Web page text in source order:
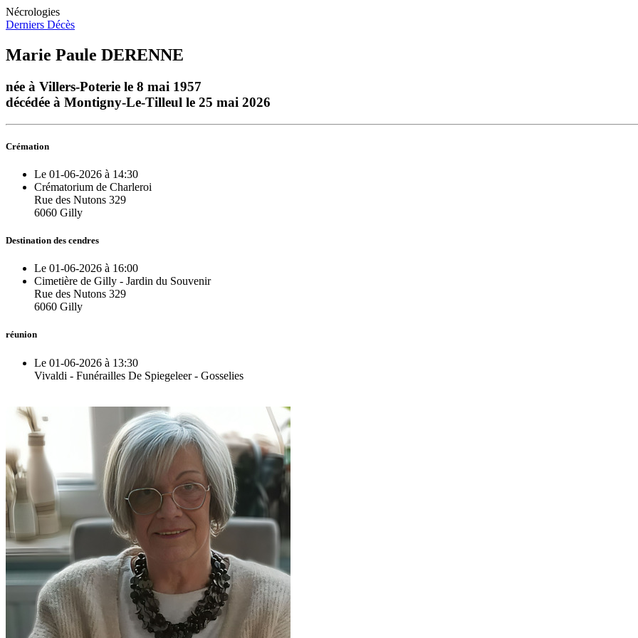
Nécrologies
Derniers Décès
Marie Paule DERENNE
née à Villers-Poterie le 8 mai 1957
décédée à Montigny-Le-Tilleul le 25 mai 2026
Crémation
Le 01-06-2026 à 14:30
Crématorium de Charleroi
Rue des Nutons 329
6060 Gilly
Destination des cendres
Le 01-06-2026 à 16:00
Cimetière de Gilly - Jardin du Souvenir
Rue des Nutons 329
6060 Gilly
réunion
Le 01-06-2026 à 13:30
Vivaldi - Funérailles De Spiegeleer - Gosselies